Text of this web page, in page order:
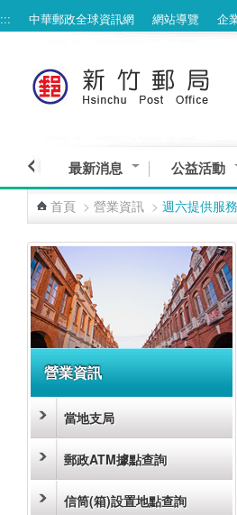
跳到主要內容區塊
::: 中華郵政全球資訊網 網站導覽 企
最新消息 公益活動
首頁 > 營業資訊 > 週六提供服
營業資訊
當地支局
郵政ATM據點查詢
信筒(箱)設置地點查詢